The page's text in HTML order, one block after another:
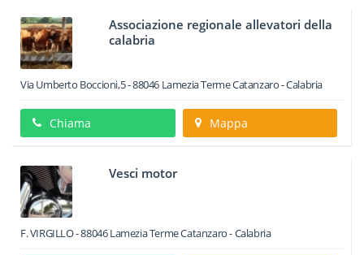
Associazione regionale allevatori della
calabria
Via Umberto Boccioni,5-88046 Lamezia TermeCatanzaro -Calabria
Chiama Mappa
Vesci motor
F. VIRGILLO-88046Lamezia TermeCatanzaro -Calabria